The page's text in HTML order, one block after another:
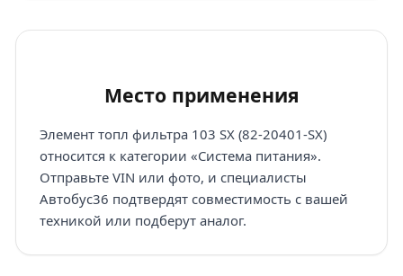
Место применения
Элемент топл фильтра 103 SX (82-20401-SX)
относится к категории «Система питания».
Отправьте VIN или фото, и специалисты
Автобус36 подтвердят совместимость с вашей
техникой или подберут аналог.